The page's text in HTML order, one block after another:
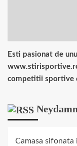
Esti pasionat de
competitii sportive
Neydamn
Camasa